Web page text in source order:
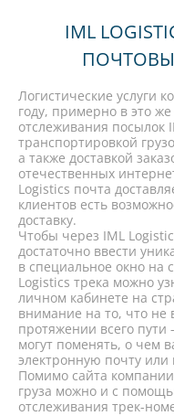
IML
Логистические услуги
году, примерно в это
отслеживания посылок
транспортировкой
а также доставкой
отечественных
Logistics почта
клиентов есть
доставку.
Чтобы через IML
достаточно ввести
в специальное окно на
Logistics трека можно
личном кабинете на
внимание на то, что не
протяжении всего
могут поменять, о чем
электронную почту или
Помимо сайта
груза можно и с
отслеживания трек-